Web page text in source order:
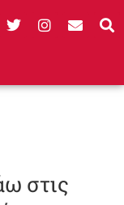
στις